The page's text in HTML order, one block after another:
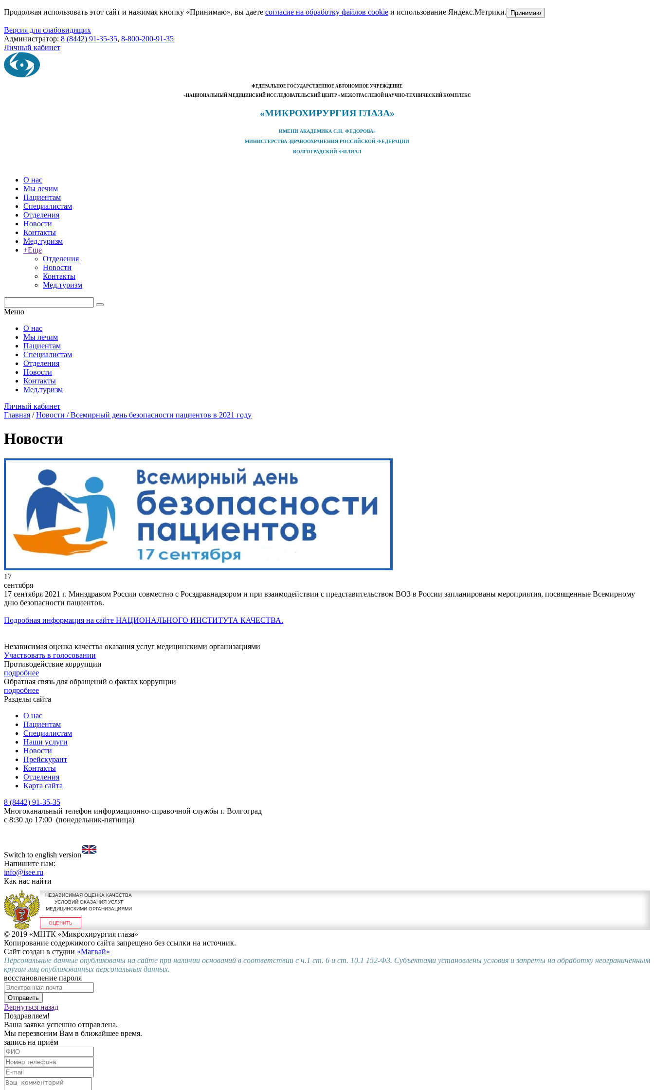
Продолжая использовать этот сайт и нажимая кнопку «Принимаю», вы даете согласие на обработку файлов cookie и использование Яндекс.Метрики. Принимаю
Версия для слабовидящих
Администратор: 8 (8442) 91-35-35, 8-800-200-91-35
Личный кабинет
ФЕДЕРАЛЬНОЕ ГОСУДАРСТВЕННОЕ АВТОНОМНОЕ УЧРЕЖДЕНИЕ
«НАЦИОНАЛЬНЫЙ МЕДИЦИНСКИЙ ИССЛЕДОВАТЕЛЬСКИЙ ЦЕНТР «МЕЖОТРАСЛЕВОЙ НАУЧНО-ТЕХНИЧЕСКИЙ КОМПЛЕКС
«МИКРОХИРУРГИЯ ГЛАЗА»
ИМЕНИ АКАДЕМИКА С.Н. ФЕДОРОВА»
МИНИСТЕРСТВА ЗДРАВООХРАНЕНИЯ РОССИЙСКОЙ ФЕДЕРАЦИИ
ВОЛГОГРАДСКИЙ ФИЛИАЛ
О нас
Мы лечим
Пациентам
Специалистам
Отделения
Новости
Контакты
Мед.туризм
+Еще
Отделения
Новости
Контакты
Мед.туризм
Меню
О нас
Мы лечим
Пациентам
Специалистам
Отделения
Новости
Контакты
Мед.туризм
Личный кабинет
Главная /Новости / Всемирный день безопасности пациентов в 2021 году
Новости
17
сентября
17 сентября 2021 г. Минздравом России совместно с Росздравнадзором и при взаимодействии с представительством ВОЗ в России запланированы мероприятия, посвященные Всемирному
дню безопасности пациентов.
Подробная информация на сайте НАЦИОНАЛЬНОГО ИНСТИТУТА КАЧЕСТВА.
Независимая оценка качества оказания услуг медицинскими организациями
Участвовать в голосовании
Противодействие коррупции
подробнее
Обратная связь для обращений о фактах коррупции
подробнее
Разделы сайта
О нас
Пациентам
Специалистам
Наши услуги
Новости
Прейскурант
Контакты
Отделения
Карта сайта
8 (8442) 91-35-35
Многоканальный телефон информационно-справочной службы г. Волгоград
с 8:30 до 17:00 (понедельник-пятница)
Switch to english version
Напишите нам:
info@isee.ru
Как нас найти
НЕЗАВИСИМАЯ ОЦЕНКА КАЧЕСТВА
УСЛОВИЙ ОКАЗАНИЯ УСЛУГ
МЕДИЦИНСКИМИ ОРГАНИЗАЦИЯМИ
ОЦЕНИТЬ
© 2019 «МНТК «Микрохирургия глаза»
Копирование содержимого сайта запрещено без ссылки на источник.
Сайт создан в студии «Магвай»
Персональные данные опубликованы на сайте при наличии оснований в соответствии с ч.1 ст. 6 и ст. 10.1 152-ФЗ. Субъектами установлены условия и запреты на обработку неограниченным
кругом лиц опубликованных персональных данных.
восстановление пароля
Отправить
Вернуться назад
Поздравляем!
Ваша заявка успешно отправлена.
Мы перезвоним Вам в ближайшее время.
запись на приём